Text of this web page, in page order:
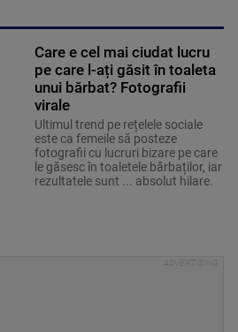
Care e cel mai ciudat lucru
pe care l-ați găsit în toaleta
unui bărbat? Fotografii
virale
Ultimul trend pe rețelele sociale
este ca femeile să posteze
fotografii cu lucruri bizare pe care
le găsesc în toaletele bărbaților, iar
rezultatele sunt ... absolut hilare.